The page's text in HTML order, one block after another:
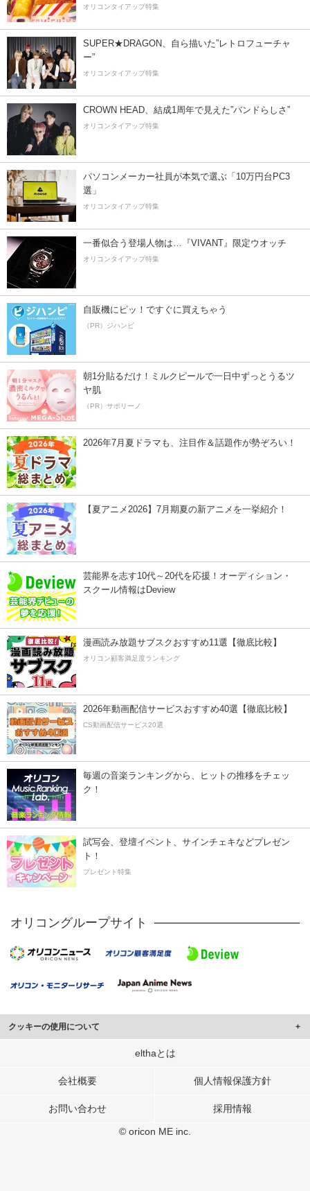
オリコンタイアップ特集
SUPER★DRAGON、自ら描いた”レトロフューチャ
ー”
オリコンタイアップ特集
CROWN HEAD、結成1周年で見えた”バンドらしさ”
オリコンタイアップ特集
パソコンメーカー社員が本気で選ぶ「10万円台PC3
選」
オリコンタイアップ特集
一番似合う登場人物は…『VIVANT』限定ウオッチ
オリコンタイアップ特集
自販機にピッ！ですぐに買えちゃう
（PR）ジハンピ
朝1分貼るだけ！ミルクピールで一日中ずっとうるツ
ヤ肌
（PR）サボリーノ
2026年7月夏ドラマも、注目作＆話題作が勢ぞろい！
【夏アニメ2026】7月期夏の新アニメを一挙紹介！
芸能界を志す10代～20代を応援！オーディション・
スクール情報はDeview
漫画読み放題サブスクおすすめ11選【徹底比較】
オリコン顧客満足度ランキング
2026年動画配信サービスおすすめ40選【徹底比較】
CS動画配信サービス20選
毎週の音楽ランキングから、ヒットの推移をチェッ
ク！
試写会、登壇イベント、サインチェキなどプレゼン
ト！
プレゼント特集
オリコングループサイト
クッキーの使用について
このサイトでは Cookie を使用して、ユーザーに合わせたコンテンツや広告の
行っています。
メディアや広告配信、データ解析の各パートナーに提供しています。
elthaとは
会社概要 個人情報保護方針
お問い合わせ 採用情報
© oricon ME inc.